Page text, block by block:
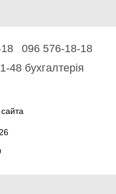
096 576-18-18
48 бухгалтерія